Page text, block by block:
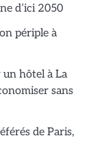
d’ici 2050
périple à
hôtel à La
sans
de Paris,